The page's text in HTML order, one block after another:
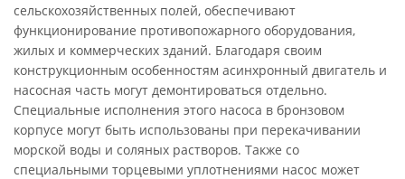
сельскохозяйственных полей, обеспечивают
функционирование противопожарного оборудования,
жилых и коммерческих зданий. Благодаря своим
конструкционным особенностям асинхронный двигатель и
насосная часть могут демонтироваться отдельно.
Специальные исполнения этого насоса в бронзовом
корпусе могут быть использованы при перекачивании
морской воды и соляных растворов. Также со
специальными торцевыми уплотнениями насос может